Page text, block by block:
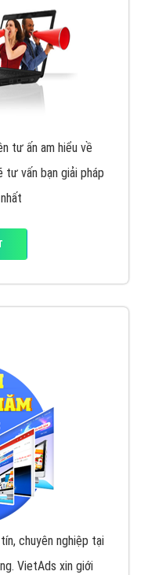
tư ấn am hiểu về
tư vấn bạn giải pháp
chuyên nghiệp tại
VietAds xin giới